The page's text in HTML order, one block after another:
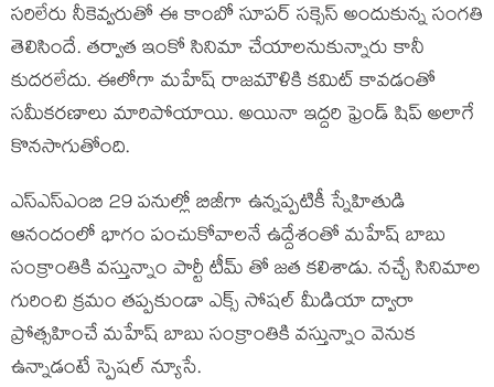
సరిలేరు నీకెవ్వరుతో ఈ కాంబో సూపర్ సక్సెస్ అందుకున్న సంగతి
తెలిసిందే. తర్వాత ఇంకో సినిమా చేయాలనుకున్నారు కానీ
కుదరలేదు. ఈలోగా మహేష్ రాజమౌళికి కమిట్ కావడంతో
సమీకరణాలు మారిపోయాయి. అయినా ఇద్దరి ఫ్రెండ్ షిప్ అలాగే
కొనసాగుతోంది.
ఎస్ఎస్ఎంబి 29 పనుల్లో బిజీగా ఉన్నప్పటికీ స్నేహితుడి
ఆనందంలో భాగం పంచుకోవాలనే ఉద్దేశంతో మహేష్ బాబు
సంక్రాంతికి వస్తున్నాం పార్టీ టీమ్ తో జత కలిశాడు. నచ్చే సినిమాల
గురించి క్రమం తప్పకుండా ఎక్స్ సోషల్ మీడియా ద్వారా
ప్రోత్సహించే మహేష్ బాబు సంక్రాంతికి వస్తున్నాం వెనుక
ఉన్నాడంటే స్పెషల్ న్యూసే.